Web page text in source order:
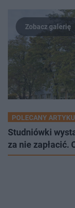
POLECANY
Studniówki
za nie zapłacić.